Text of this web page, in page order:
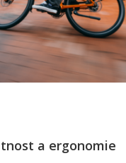
a ergonomie